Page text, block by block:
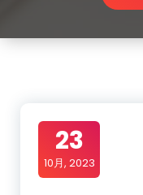
23
10月, 2023